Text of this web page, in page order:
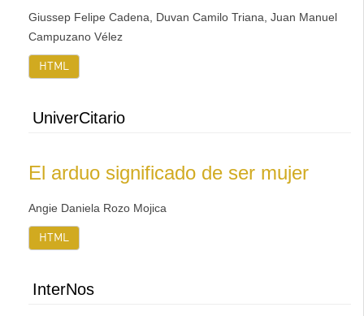
Giussep Felipe Cadena, Duvan Camilo Triana, Juan Manuel
Campuzano Vélez
HTML
UniverCitario
El arduo significado de ser mujer
Angie Daniela Rozo Mojica
HTML
InterNos